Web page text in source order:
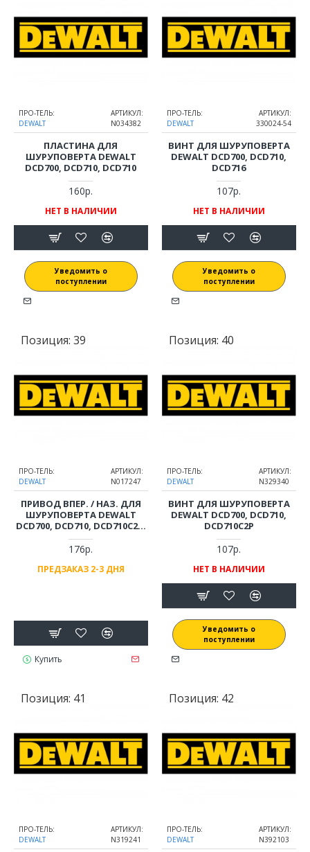
ПРО-ТЕЛЬ:
DEWALT
АРТИКУЛ:
N034382
ПЛАСТИНА ДЛЯ
ШУРУПОВЕРТА DEWALT
DCD700, DCD710, DCD710
160р.
НЕТ В НАЛИЧИИ
Уведомить о
поступлении
ПРО-ТЕЛЬ:
DEWALT
АРТИКУЛ:
330024-54
ВИНТ ДЛЯ ШУРУПОВЕРТА
DEWALT DCD700, DCD710,
DCD716
107р.
НЕТ В НАЛИЧИИ
Уведомить о
поступлении
Позиция: 39
ПРО-ТЕЛЬ:
DEWALT
АРТИКУЛ:
N017247
ПРИВОД ВПЕР. / НАЗ. ДЛЯ
ШУРУПОВЕРТА DEWALT
DCD700, DCD710, DCD710C2P,
DCD716
176р.
ПРЕДЗАКАЗ 2-3 ДНЯ
Купить
Позиция: 40
ПРО-ТЕЛЬ:
DEWALT
АРТИКУЛ:
N329340
ВИНТ ДЛЯ ШУРУПОВЕРТА
DEWALT DCD700, DCD710,
DCD710C2P
107р.
НЕТ В НАЛИЧИИ
Уведомить о
поступлении
Позиция: 41
ПРО-ТЕЛЬ:
DEWALT
АРТИКУЛ:
N319241
Позиция: 42
ПРО-ТЕЛЬ:
DEWALT
АРТИКУЛ:
N392103